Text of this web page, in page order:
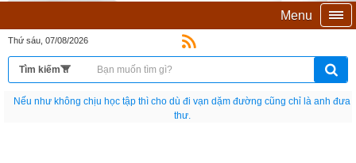
Menu
Thứ sáu, 07/08/2026
Nếu như không chịu học tập thì cho dù đi vạn dặm đường cũng chỉ là anh đưa
thư.